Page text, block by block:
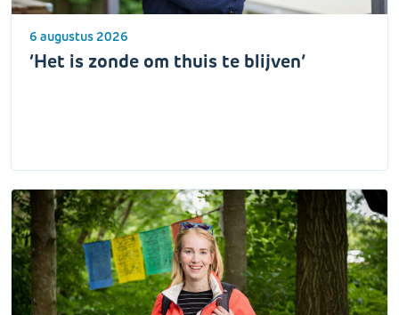
6 augustus 2026
‘Het is zonde om thuis te blijven’